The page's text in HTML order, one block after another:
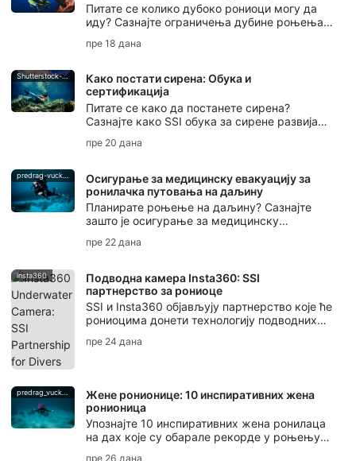
Питате се колико дубоко рониоци могу да
иду? Сазнајте ограничења дубине роњења,
дубине за почетнике и када почиње
пре 18 дана
Shutterstock-Andrea_Izzotti
Како постати сирена: Обука и
сертификација
Питате се како да постанете сирена?
Сазнајте како SSI обука за сирене развија
и сертификат за сирене.
пре 20 дана
predrag-vuckovic
Осигурање за медицинску евакуацију за
ронилачка путовања на даљину
Планирате роњење на даљину? Сазнајте
зашто је осигурање за медицинску
декомпресионе болести до подршке при
пре 22 дана
insta360
Подводна камера Insta360: SSI
партнерство за рониоце
SSI и Insta360 објављују партнерство које ће
рониоцима донети технологију подводних
креаторе и обуку за фотографију и видео.
пре 24 дана
predrag_vuckovic
Жене ронионице: 10 инспиративних жена
ронионица
Упознајте 10 инспиративних жена ронилаца
на дах које су обарале рекорде у роњењу
пре 26 дана